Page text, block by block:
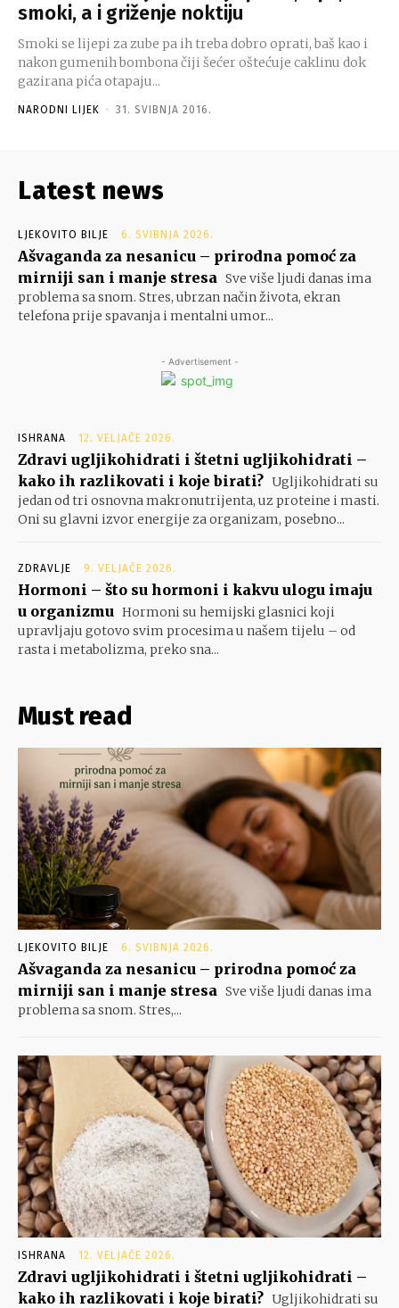
smoki, a i griženje noktiju
Smoki se lijepi za zube pa ih treba dobro oprati, baš kao i
nakon gumenih bombona čiji šećer oštećuje caklinu dok
gazirana pića otapaju...
NARODNI LIJEK - 31. SVIBNJA 2016.
Latest news
LJEKOVITO BILJE 6. SVIBNJA 2026.
Ašvaganda za nesanicu – prirodna pomoć za
mirniji san i manje stresa Sve više ljudi danas ima
problema sa snom. Stres, ubrzan način života, ekran
telefona prije spavanja i mentalni umor...
- Advertisement -
ISHRANA 12. VELJAČE 2026.
Zdravi ugljikohidrati i štetni ugljikohidrati –
kako ih razlikovati i koje birati? Ugljikohidrati su
jedan od tri osnovna makronutrijenta, uz proteine i masti.
Oni su glavni izvor energije za organizam, posebno...
ZDRAVLJE 9. VELJAČE 2026.
Hormoni – što su hormoni i kakvu ulogu imaju
u organizmu Hormoni su hemijski glasnici koji
upravljaju gotovo svim procesima u našem tijelu – od
rasta i metabolizma, preko sna...
Must read
LJEKOVITO BILJE 6. SVIBNJA 2026.
Ašvaganda za nesanicu – prirodna pomoć za
mirniji san i manje stresa Sve više ljudi danas ima
problema sa snom. Stres,...
ISHRANA 12. VELJAČE 2026.
Zdravi ugljikohidrati i štetni ugljikohidrati –
kako ih razlikovati i koje birati? Ugljikohidrati su